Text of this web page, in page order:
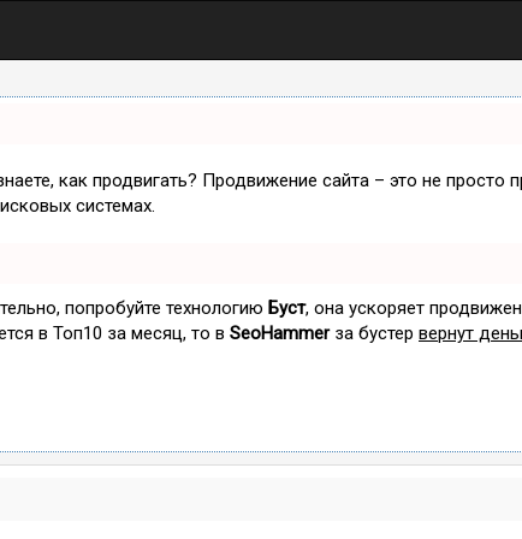
как продвигать? Продвижение сайта – это не
системах.
попробуйте технологию Буст, она ускоряет
в Топ10 за месяц, то в SeoHammerза бустер вернут